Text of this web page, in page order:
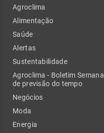
Agroclima
Alimentação
Saúde
Alertas
Sustentabilidade
Agroclima - Boletim Semanal
de previsão do tempo
Negócios
Moda
Energia